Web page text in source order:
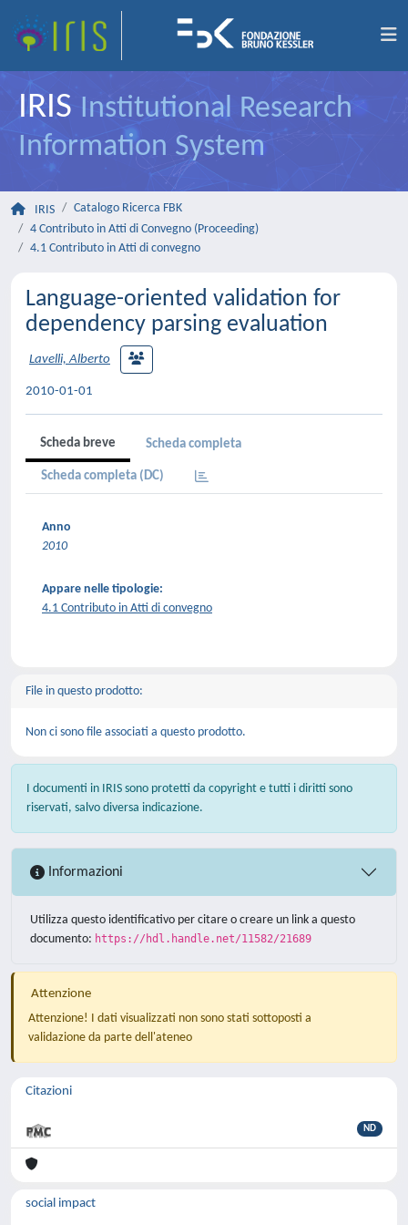
IRIS Institutional Research
Information System
IRIS
Catalogo Ricerca FBK
4 Contributo in Atti di Convegno (Proceeding)
4.1 Contributo in Atti di convegno
Language-oriented validation for
dependency parsing evaluation
Lavelli, Alberto
2010-01-01
Scheda breve Scheda completa
Scheda completa (DC)
Anno
2010
Appare nelle tipologie:
4.1 Contributo in Atti di convegno
File in questo prodotto:
Non ci sono file associati a questo prodotto.
I documenti in IRIS sono protetti da copyright e tutti i diritti sono
riservati, salvo diversa indicazione.
Informazioni
Utilizza questo identificativo per citare o creare un link a questo
documento: https://hdl.handle.net/11582/21689
Attenzione
Attenzione! I dati visualizzati non sono stati sottoposti a
validazione da parte dell'ateneo
Citazioni
ND
social impact